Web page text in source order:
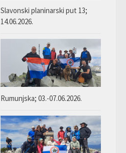
Slavonski planinarski put 13;
14.06.2026.
Rumunjska; 03.-07.06.2026.